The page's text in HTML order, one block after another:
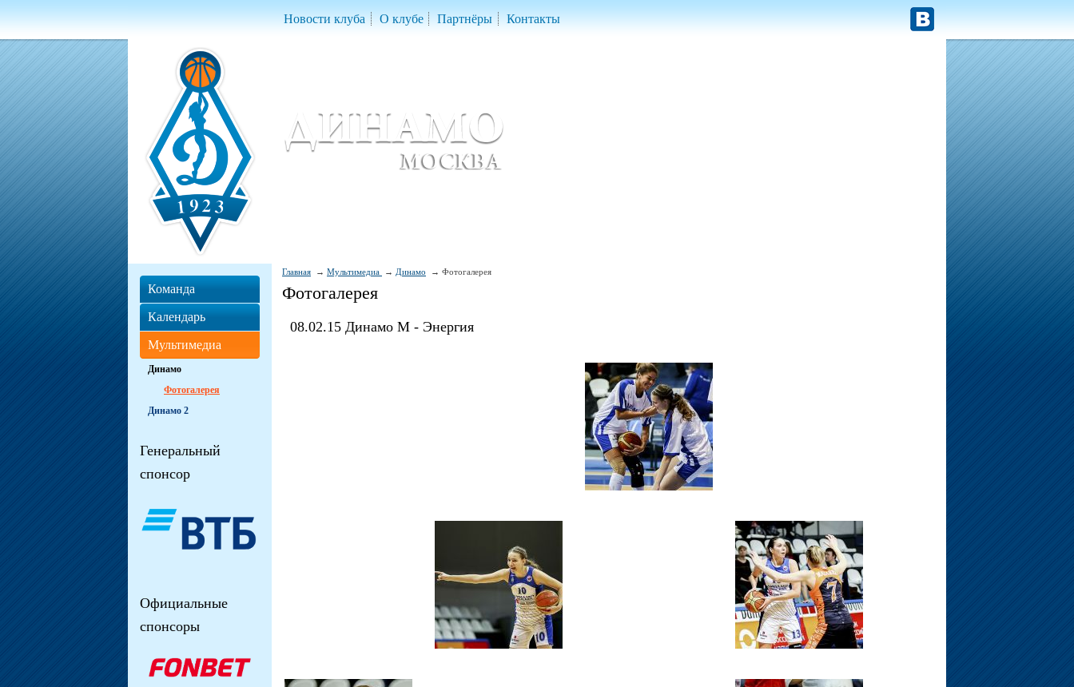
Новости клуба О клубе Партнёры Контакты
Главная Мультимедиа Динамо Фотогалерея
Фотогалерея
08.02.15 Динамо М - Энергия
Команда
Календарь
Мультимедиа
Динамо
Фотогалерея
Динамо 2
Генеральный
спонсор
Официальные
спонсоры